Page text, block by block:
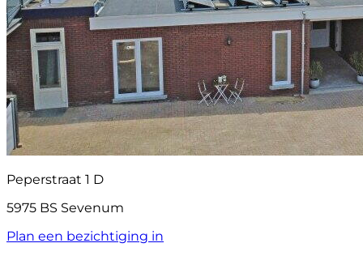
Peperstraat 1 D
5975 BS Sevenum
Plan een bezichtiging in